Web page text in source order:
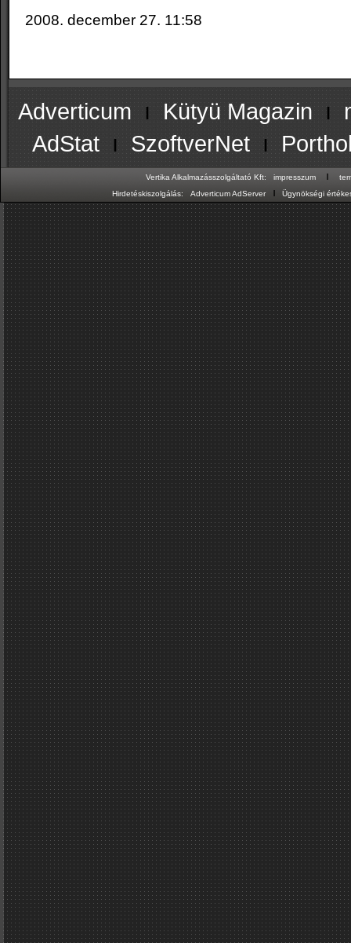
2008. december 27. 11:58
Adverticum ı Kütyü Magazinı
AdStat ıSzoftverNetı
Vertika Alkalmazásszolgáltató Kft: impresszum ı
Hirdetéskiszolgálás:
Adverticum AdServer ıÜgynökségi